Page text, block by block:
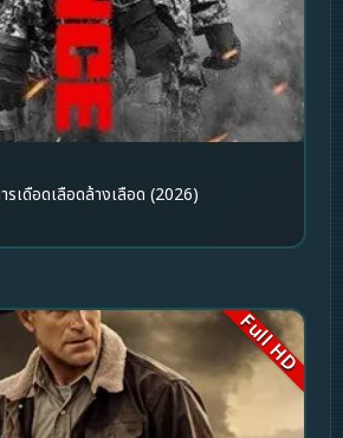
เดือดเลือดล้างเลือด (2026)
Full HD